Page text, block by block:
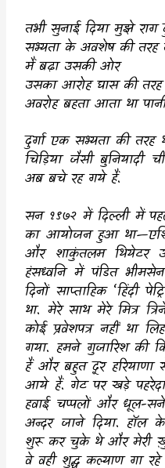
तभी सुनाई दिया मुझे राग
सभ्यता के अवशेष की तरह
मैं बढ़ा उसकी ओर
उसका आरोह घास की तरह
अवरोह बहता आता था
दुर्गा एक सभ्यता की तरह
चिड़िया जैसी बुनियादी
अब बचे रह गये हैं.
सन १९७२ में दिल्ली में
का आयोजन हुआ था—
और शाकुंतलम
हंसध्वनि में पंडित
दिनों साप्ताहिक ‘हिंदी
था. मेरे साथ मेरे मित्र
कोई प्रवेशपत्र नहीं था
गया. हमने गुजारिश की
हैं और बहुत दूर हरियाणा
आये हैं. गेट पर खड़े
हवाई चप्पलों और धूल-
अन्दर जाने दिया. हॉल
शुरू कर चुके थे और मेरी
वे वही शुद्ध कल्याण गा